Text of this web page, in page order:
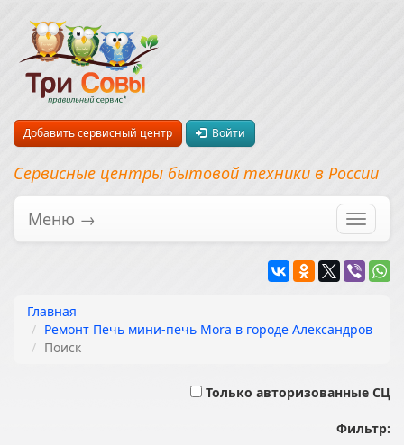
Добавить сервисный центр Войти
Сервисные центры бытовой техники в России
Меню →
Главная
Ремонт Печь мини-печь Mora в городе Александров
Поиск
Только авторизованные СЦ
Фильтр: